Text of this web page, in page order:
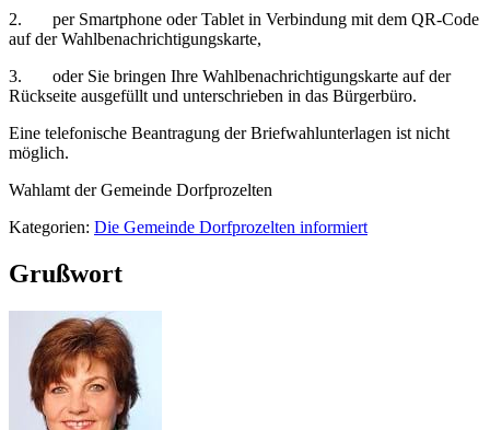
2. per Smartphone oder Tablet in Verbindung mit dem QR-Code
auf der Wahlbenachrichtigungskarte,
3. oder Sie bringen Ihre Wahlbenachrichtigungskarte auf der
Rückseite ausgefüllt und unterschrieben in das Bürgerbüro.
Eine telefonische Beantragung der Briefwahlunterlagen ist nicht
möglich.
Wahlamt der Gemeinde Dorfprozelten
Kategorien: Die Gemeinde Dorfprozelten informiert
Grußwort